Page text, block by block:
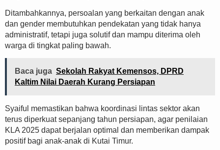
Ditambahkannya, persoalan yang berkaitan dengan anak
dan gender membutuhkan pendekatan yang tidak hanya
administratif, tetapi juga solutif dan mampu diterima oleh
warga di tingkat paling bawah.
Baca juga Sekolah Rakyat Kemensos, DPRD
Kaltim Nilai Daerah Kurang Persiapan
Syaiful memastikan bahwa koordinasi lintas sektor akan
terus diperkuat sepanjang tahun persiapan, agar penilaian
KLA 2025 dapat berjalan optimal dan memberikan dampak
positif bagi anak-anak di Kutai Timur.